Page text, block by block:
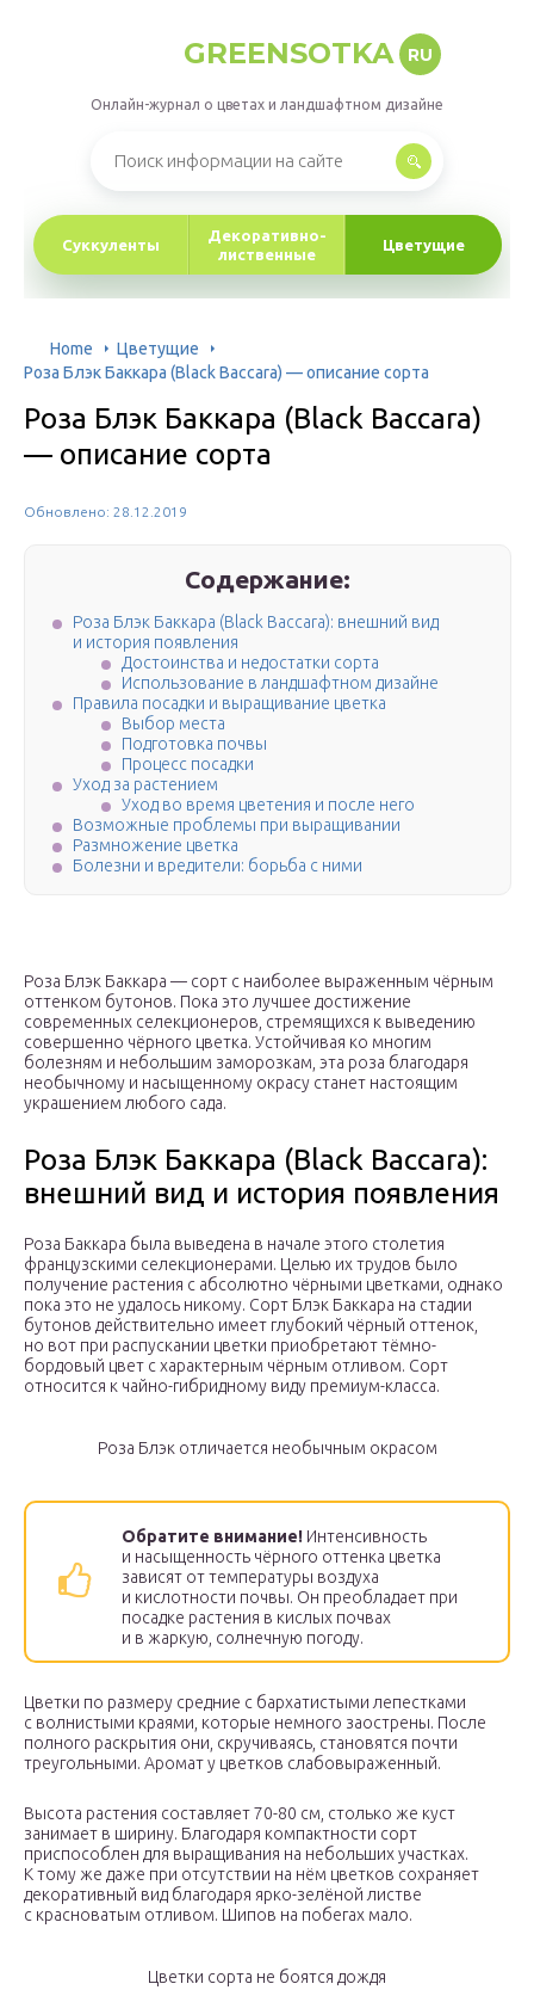
GREENSOTKA RU
Онлайн-журнал о цветах и ландшафтном дизайне
Суккуленты
Декоративно-
лиственные
Цветущие
Home
Цветущие
Роза Блэк Баккара (Black Baccara) — описание сорта
Роза Блэк Баккара (Black Baccara)
— описание сорта
Обновлено: 28.12.2019
Содержание:
Роза Блэк Баккара (Black Baccara): внешний вид
и история появления
Достоинства и недостатки сорта
Использование в ландшафтном дизайне
Правила посадки и выращивание цветка
Выбор места
Подготовка почвы
Процесс посадки
Уход за растением
Уход во время цветения и после него
Возможные проблемы при выращивании
Размножение цветка
Болезни и вредители: борьба с ними
Роза Блэк Баккара — сорт с наиболее выраженным чёрным
оттенком бутонов. Пока это лучшее достижение
современных селекционеров, стремящихся к выведению
совершенно чёрного цветка. Устойчивая ко многим
болезням и небольшим заморозкам, эта роза благодаря
необычному и насыщенному окрасу станет настоящим
украшением любого сада.
Роза Блэк Баккара (Black Baccara):
внешний вид и история появления
Роза Баккара была выведена в начале этого столетия
французскими селекционерами. Целью их трудов было
получение растения с абсолютно чёрными цветками, однако
пока это не удалось никому. Сорт Блэк Баккара на стадии
бутонов действительно имеет глубокий чёрный оттенок,
но вот при распускании цветки приобретают тёмно-
бордовый цвет с характерным чёрным отливом. Сорт
относится к чайно-гибридному виду премиум-класса.
Роза Блэк отличается необычным окрасом
Обратите внимание! Интенсивность
и насыщенность чёрного оттенка цветка
зависят от температуры воздуха
и кислотности почвы. Он преобладает при
посадке растения в кислых почвах
и в жаркую, солнечную погоду.
Цветки по размеру средние с бархатистыми лепестками
с волнистыми краями, которые немного заострены. После
полного раскрытия они, скручиваясь, становятся почти
треугольными. Аромат у цветков слабовыраженный.
Высота растения составляет 70-80 см, столько же куст
занимает в ширину. Благодаря компактности сорт
приспособлен для выращивания на небольших участках.
К тому же даже при отсутствии на нём цветков сохраняет
декоративный вид благодаря ярко-зелёной листве
с красноватым отливом. Шипов на побегах мало.
Цветки сорта не боятся дождя